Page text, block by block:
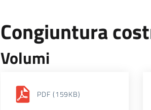
Congiuntura
Volumi
PDF (159KB)